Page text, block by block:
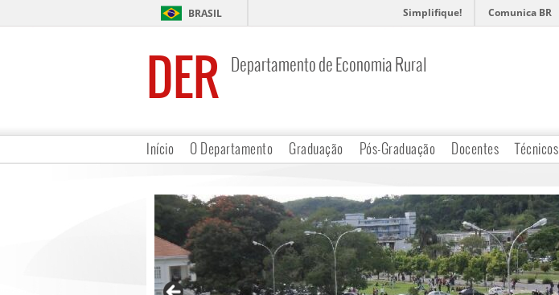
BRASIL Simplifique! Comunica BR
DER Departamento de Economia Rural
Início O Departamento Graduação Pós-Graduação Docentes Técnicos